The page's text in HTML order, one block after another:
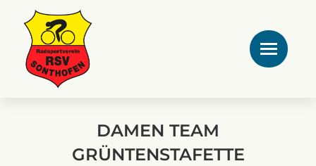
DAMEN TEAM
GRÜNTENSTAFETTE